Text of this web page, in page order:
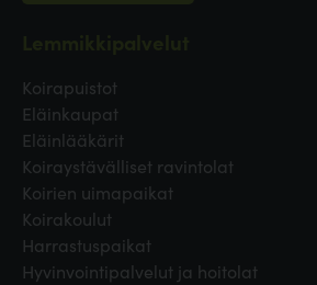
Koirapuistot
Eläinkaupat
Eläinlääkärit
Koiraystävälliset ravintolat
Koirien uimapaikat
Koirakoulut
Harrastuspaikat
Hyvinvointipalvelut ja hoitolat